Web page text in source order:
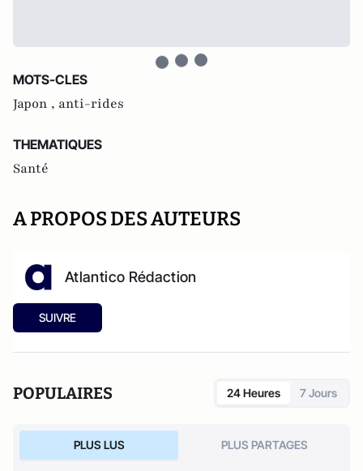
MOTS-CLES
Japon , anti-rides
THEMATIQUES
Santé
A PROPOS DES AUTEURS
Atlantico Rédaction
SUIVRE
POPULAIRES 24 Heures 7 Jours
PLUS LUS PLUS PARTAGES